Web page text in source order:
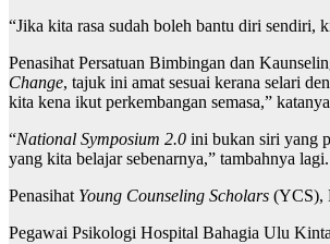
“Jika kita rasa sudah boleh bantu diri sendiri,
Penasihat Persatuan Bimbingan dan
Change, tajuk ini amat sesuai kerana selari
kita kena ikut perkembangan semasa,”
“National Symposium 2.0 ini bukan siri yang
yang kita belajar sebenarnya,” tambahnya lagi.
Penasihat Young Counseling Scholars (YCS),
Pegawai Psikologi Hospital Bahagia Ulu